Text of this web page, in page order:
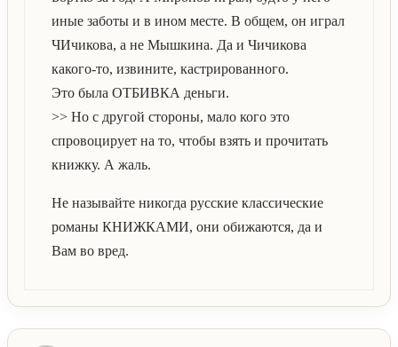
иные заботы и в ином месте. В общем, он играл
ЧИчикова, а не Мышкина. Да и Чичикова
какого-то, извините, кастрированного.
Это была ОТБИВКА деньги.
>> Но с другой стороны, мало кого это
спровоцирует на то, чтобы взять и прочитать
книжку. А жаль.
Не называйте никогда русские классические
романы КНИЖКАМИ, они обижаются, да и
Вам во вред.